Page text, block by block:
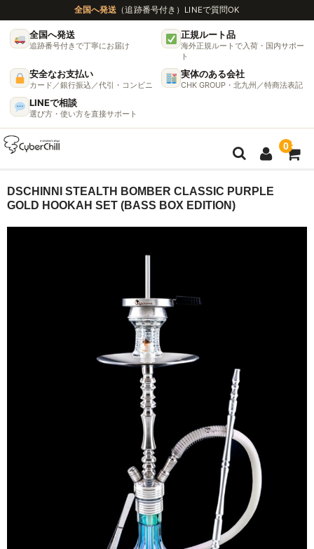
全国へ発送 （追跡番号付き） LINEで質問OK
全国へ発送
追跡番号付きで丁寧にお届け
正規ルート品
海外正規ルートで入荷・国内サポー
ト
安全なお支払い
カード／銀行振込／代引・コンビニ
実体のある会社
CHK GROUP・北九州／特商法表記
LINEで相談
選び方・使い方を直接サポート
0
ガイド
挽き方で味が変わる理由
マウスピースの選び方
BFG Dani（バッテリー不要ヴェポ）
BFGステム（本体のみ）
DSCHINNI STEALTH BOMBER CLASSIC PURPLE
GOLD HOOKAH SET (BASS BOX EDITION)